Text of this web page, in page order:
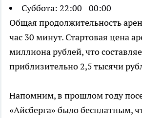
Суббота: 22:00 - 00:00
Общая продолжительность
час 30 минут. Стартовая цена
миллиона рублей, что
приблизительно 2,5 тысячи
Напомним, в прошлом году
«Айсберга» было бесплатным,